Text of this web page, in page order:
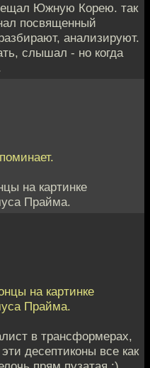
Южную Корею. так
посвященный
анализируют.
слышал - но когда
на картинке
Прайма.
на картинке
Прайма.
в трансформерах,
десептиконы все как